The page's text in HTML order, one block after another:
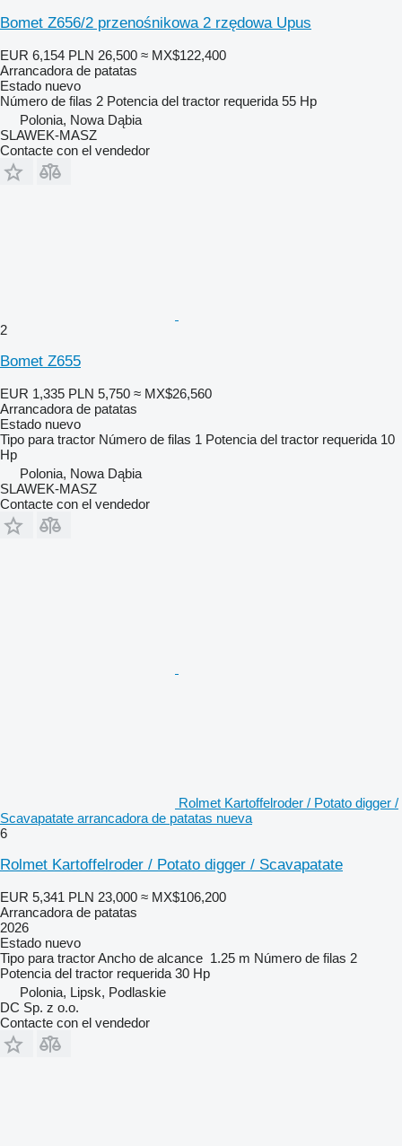
Bomet Z656/2 przenośnikowa 2 rzędowa Upus
EUR 6,154 PLN 26,500 ≈ MX$122,400
Arrancadora de patatas
Estado nuevo
Número de filas 2 Potencia del tractor requerida 55 Hp
Polonia, Nowa Dąbia
SLAWEK-MASZ
Contacte con el vendedor
2
Bomet Z655
EUR 1,335 PLN 5,750 ≈ MX$26,560
Arrancadora de patatas
Estado nuevo
Tipo para tractor Número de filas 1 Potencia del tractor requerida 10
Hp
Polonia, Nowa Dąbia
SLAWEK-MASZ
Contacte con el vendedor
Rolmet Kartoffelroder / Potato digger /
Scavapatate arrancadora de patatas nueva
6
Rolmet Kartoffelroder / Potato digger / Scavapatate
EUR 5,341 PLN 23,000 ≈ MX$106,200
Arrancadora de patatas
2026
Estado nuevo
Tipo para tractorAncho de alcance 1.25 m Número de filas 2
Potencia del tractor requerida 30 Hp
Polonia, Lipsk, Podlaskie
DC Sp. z o.o.
Contacte con el vendedor